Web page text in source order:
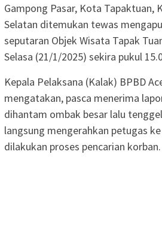
Gampong Pasar, Kota Tapaktuan,
Selatan ditemukan tewas
seputaran Objek Wisata Tapak
Selasa (21/1/2025) sekira pukul
Kepala Pelaksana (Kalak) BPBD
mengatakan, pasca menerima
dihantam ombak besar lalu
langsung mengerahkan petugas
dilakukan proses pencarian korban.